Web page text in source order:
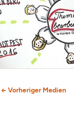
← Vorheriger Medien